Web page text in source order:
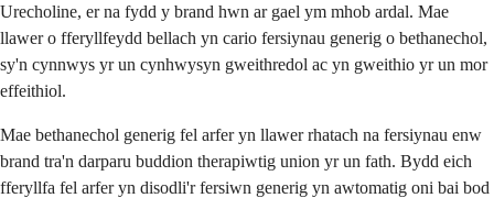
Urecholine, er na fydd y brand hwn ar gael ym mhob ardal. Mae
llawer o fferyllfeydd bellach yn cario fersiynau generig o bethanechol,
sy'n cynnwys yr un cynhwysyn gweithredol ac yn gweithio yr un mor
effeithiol.
Mae bethanechol generig fel arfer yn llawer rhatach na fersiynau enw
brand tra'n darparu buddion therapiwtig union yr un fath. Bydd eich
fferyllfa fel arfer yn disodli'r fersiwn generig yn awtomatig oni bai bod